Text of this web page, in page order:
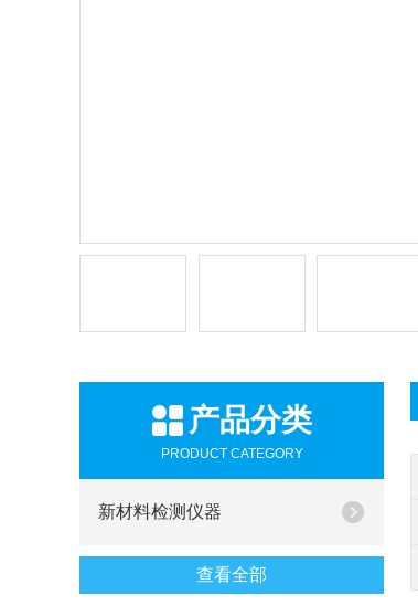
产品分类
PRODUCT CATEGORY
新材料检测仪器
查看全部